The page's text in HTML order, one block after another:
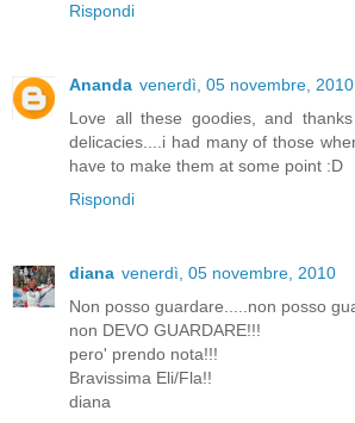
Rispondi
Ananda venerdì, 05 novembre, 2010
Love all these goodies, and
delicacies....i had many of those
have to make them at some point :D
Rispondi
diana venerdì, 05 novembre, 2010
Non posso guardare.....non posso
non DEVO GUARDARE!!!
pero' prendo nota!!!
Bravissima Eli/Fla!!
diana